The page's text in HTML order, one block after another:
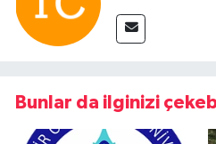
Bunlar da ilginizi